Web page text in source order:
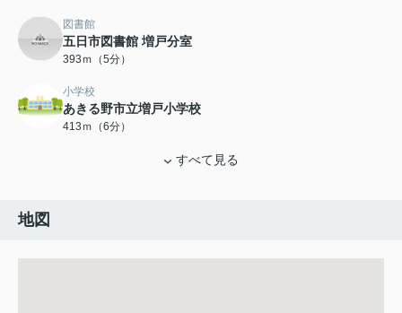
図書館
五日市図書館 増戸分室
393ｍ（5分）
小学校
あきる野市立増戸小学校
413ｍ（6分）
すべて見る
地図